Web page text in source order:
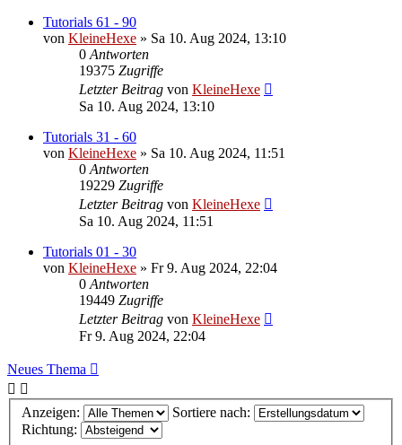
Tutorials 61 - 90
von KleineHexe » Sa 10. Aug 2024, 13:10
0 Antworten
19375 Zugriffe
Letzter Beitrag von KleineHexe
Sa 10. Aug 2024, 13:10
Tutorials 31 - 60
von KleineHexe » Sa 10. Aug 2024, 11:51
0 Antworten
19229 Zugriffe
Letzter Beitrag von KleineHexe
Sa 10. Aug 2024, 11:51
Tutorials 01 - 30
von KleineHexe » Fr 9. Aug 2024, 22:04
0 Antworten
19449 Zugriffe
Letzter Beitrag von KleineHexe
Fr 9. Aug 2024, 22:04
Neues Thema
Anzeigen:
Sortiere nach:
Richtung: